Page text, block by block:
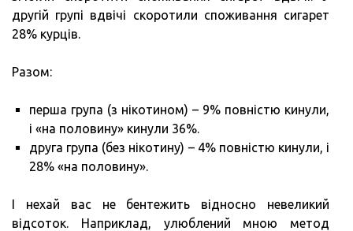
другій групі вдвічі скоротили споживання сигарет
28% курців.
Разом:
перша група (з нікотином) – 9% повністю кинули,
і «на половину» кинули 36%.
друга група (без нікотину) – 4% повністю кинули, і
28% «на половину».
І нехай вас не бентежить відносно невеликий
відсоток. Наприклад, улюблений мною метод